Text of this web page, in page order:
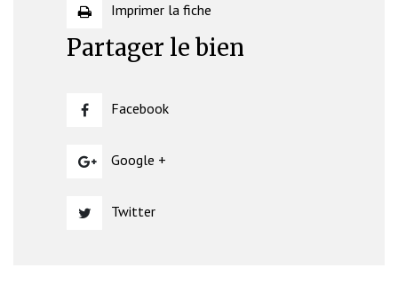
Imprimer la fiche
Partager le bien
Facebook
Google +
Twitter